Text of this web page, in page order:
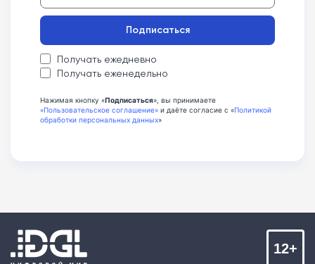
Получать ежедневно
Получать еженедельно
Подписаться
Нажимая кнопку «Подписаться», вы принимаете
«Пользовательское соглашение» и даёте согласие с «Политикой
обработки персональных данных»
12+